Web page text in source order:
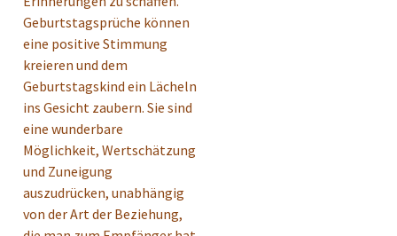
Geburtstagsprüche können
eine positive Stimmung
kreieren und dem
Geburtstagskind ein Lächeln
ins Gesicht zaubern. Sie sind
eine wunderbare
Möglichkeit, Wertschätzung
und Zuneigung
auszudrücken, unabhängig
von der Art der Beziehung,